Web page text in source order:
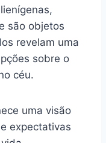
são objetos
revelam uma
sobre o
céu.
uma visão
expectativas